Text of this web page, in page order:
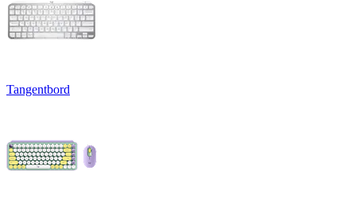
Tangentbord